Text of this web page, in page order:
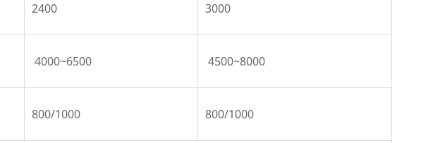
2400 3000
4000~6500 4500~8000
800/1000 800/1000